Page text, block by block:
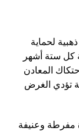
لحماية
كل ستة أشهر
المعادن
تؤدي الغرض
مفرطة وعنيفة